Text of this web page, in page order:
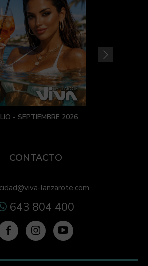
- SEPTIEMBRE 2026
CONTACTO
lanzarote.com
643 804 400